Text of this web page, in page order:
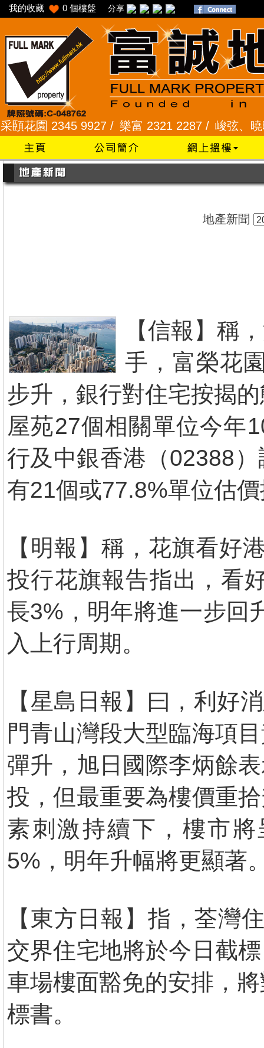
我的收藏 0 個樓盤 分享
園 2345 9927 / 樂富 2321 2287 / 峻弦、曉暉
地產新聞
【信報】稱
手，富榮花
步升，銀行對住宅按揭
屋苑27個相關單位今年
行及中銀香港（02388
有21個或77.8%單位估
【明報】稱，花旗看好
投行花旗報告指出，看
長3%，明年將進一步回
入上行周期。
【星島日報】曰，利好
門青山灣段大型臨海項
彈升，旭日國際李炳餘
投，但最重要為樓價重
素刺激持續下，樓市
5%，明年升幅將更顯著
【東方日報】指，荃灣
交界住宅地將於今日截
車場樓面豁免的安排，
標書。